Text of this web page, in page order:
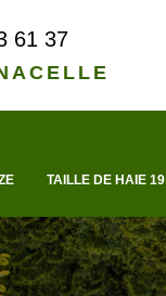
61 37
TAILLE DE HAIE 19